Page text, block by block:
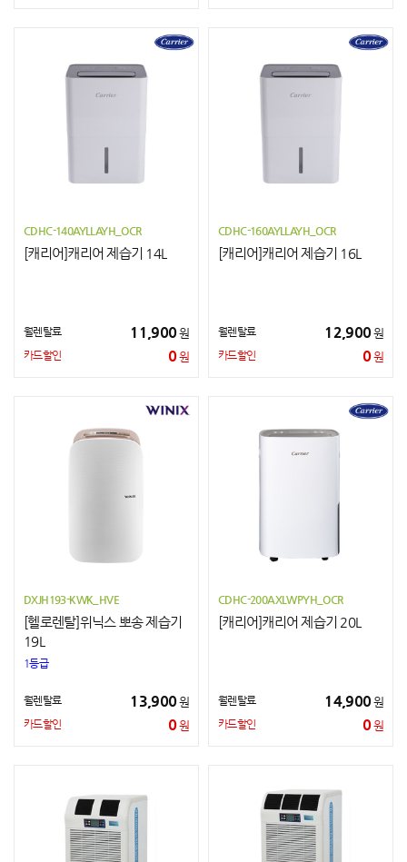
CDHC-140AYLLAYH_OCR
[캐리어]캐리어 제습기 14L
월렌탈료 11,900원
카드할인 0원
CDHC-160AYLLAYH_OCR
[캐리어]캐리어 제습기 16L
월렌탈료 12,900원
카드할인 0원
DXJH193-KWK_HVE
[헬로렌탈]위닉스 뽀송 제습기
19L
1등급
월렌탈료 13,900원
카드할인 0원
CDHC-200AXLWPYH_OCR
[캐리어]캐리어 제습기 20L
월렌탈료 14,900원
카드할인 0원